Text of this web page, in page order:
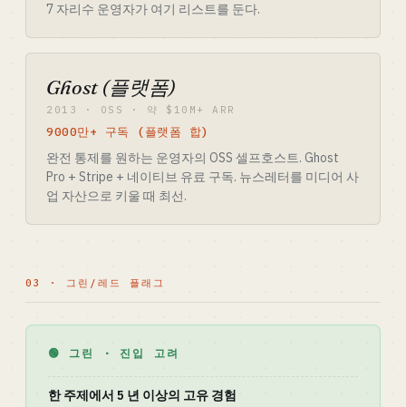
7 자리수 운영자가 여기 리스트를 둔다.
Ghost (플랫폼)
2013 · OSS · 약 $10M+ ARR
9000만+ 구독 (플랫폼 합)
완전 통제를 원하는 운영자의 OSS 셀프호스트. Ghost
Pro + Stripe + 네이티브 유료 구독. 뉴스레터를 미디어 사
업 자산으로 키울 때 최선.
03 · 그린/레드 플래그
🟢 그린 · 진입 고려
한 주제에서 5 년 이상의 고유 경험